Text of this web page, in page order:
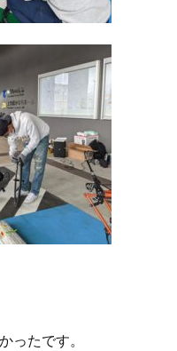
ったです。